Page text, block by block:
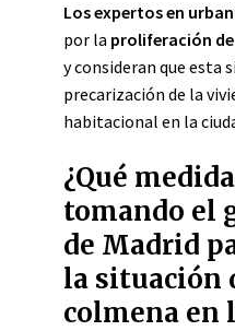
Los expertos en
por la proliferación
y consideran que esta
precarización de la
habitacional en la
¿Qué
tomando el
de Madrid
la situación
colmena en